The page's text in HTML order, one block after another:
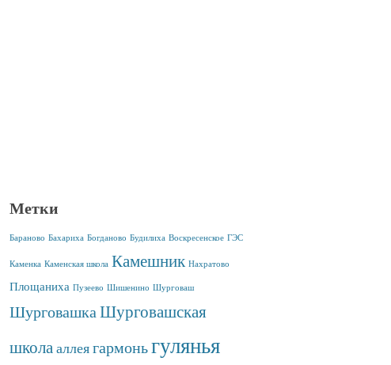
Метки
Бараново Бахариха Богданово Будилиха Воскресенское ГЭС
Каменка Каменская школа Камешник Нахратово
Площаниха Пузеево Шишенино Шурговаш
ШурговашкаШурговашская
школа аллеягармоньгулянья